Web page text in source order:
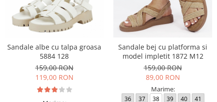
Sandale albe cu talpa groasa
5884 128
159,00 RON
119,00 RON
Sandale bej cu platforma si
model impletit 1872 M12
159,00 RON
89,00 RON
Marime:
36 37 38 39 40 41